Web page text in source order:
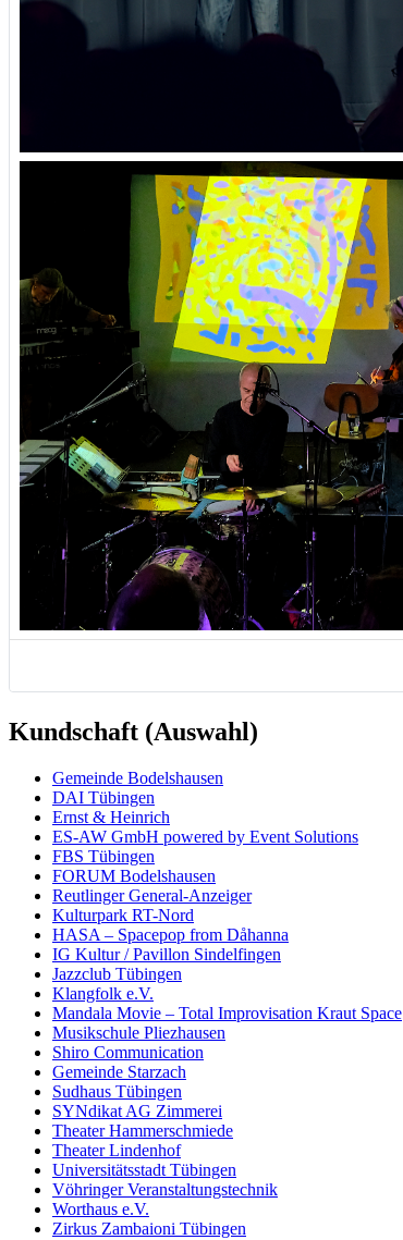
Kundschaft (Auswahl)
Ge­mein­de Bodels­hau­sen
DAI Tü­bing­en
Ernst & Hein­rich
ES-AW GmbH powered by Event So­lu­tions
FBS Tü­bingen
FO­RUM Bodels­hau­sen
Reut­linger Ge­ne­ral-An­zei­ger
Kultur­park RT-Nord
HASA – Spacepop from Dåhanna
IG Kultur / Pavillon Sindel­fingen
Jazz­club Tü­bingen
Klang­folk e.V.
Mandala Movie – Total Improvisation Kraut Space
Musik­schule Pliez­hausen
Shiro Commu­nication
Gemein­de Star­zach
Sud­haus Tü­bingen
SYN­dikat AG Zim­merei
The­ater Hammer­schmie­de
The­ater Lin­den­hof
Uni­versi­täts­stadt Tü­bingen
Vöh­ringer Ver­anstal­tungs­technik
Wort­haus e.V.
Zirkus Zam­baioni Tü­bingen